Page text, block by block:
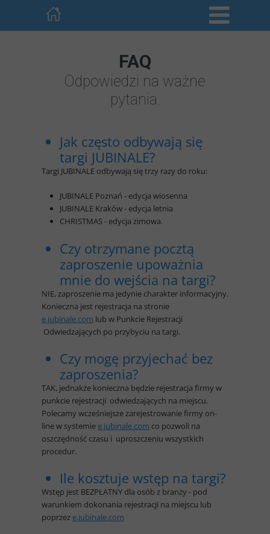
FAQ
Odpowiedzi na ważne
pytania.
Jak często odbywają się
targi JUBINALE?
Targi JUBINALE odbywają się trzy razy do roku:
JUBINALE Poznań - edycja wiosenna
JUBINALE Kraków - edycja letnia
CHRISTMAS - edycja zimowa.
Czy otrzymane pocztą
zaproszenie upoważnia
mnie do wejścia na targi?
NIE, zaproszenie ma jedynie charakter informacyjny.
Konieczna jest rejestracja na stronie
e.jubinale.com lub w Punkcie Rejestracji
Odwiedzających po przybyciu na targi.
Czy mogę przyjechać bez
zaproszenia?
TAK, jednakże konieczna będzie rejestracja firmy w
punkcie rejestracji odwiedzających na miejscu.
Polecamy wcześniejsze zarejestrowanie firmy on-
line w systemie e.jubinale.com co pozwoli na
oszczędność czasu i uproszczeniu wszystkich
procedur.
Ile kosztuje wstęp na targi?
Wstęp jest BEZPŁATNY dla osób z branży - pod
warunkiem dokonania rejestracji na miejscu lub
poprzez e.jubinale.com